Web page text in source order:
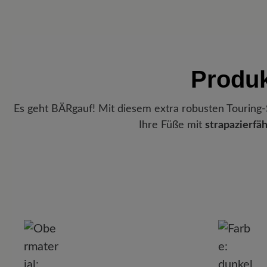
Es geht BÄRgauf! Mit diesem extra robusten
Ihre Füße mit